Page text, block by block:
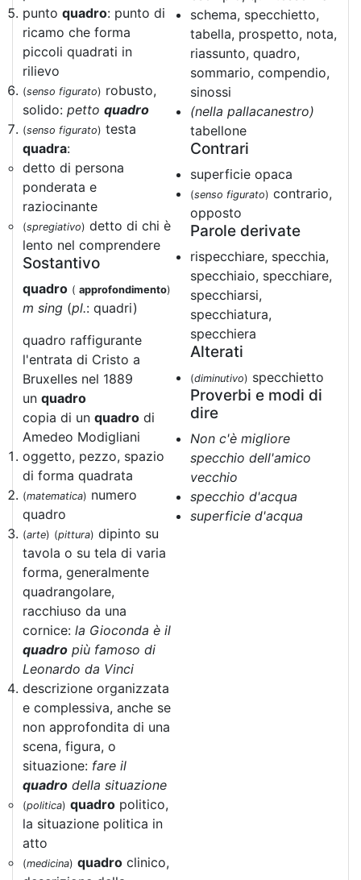
punto quadro: punto di
ricamo che forma
piccoli quadrati in
rilievo
(senso figurato) robusto,
solido: petto quadro
(senso figurato) testa
quadra:
detto di persona
ponderata e
raziocinante
(spregiativo) detto di chi è
lento nel comprendere
Sostantivo
quadro ( approfondimento)
m sing (pl.: quadri)
quadro raffigurante
l'entrata di Cristo a
Bruxelles nel 1889
un quadro
copia di un quadro di
Amedeo Modigliani
oggetto, pezzo, spazio
di forma quadrata
(matematica) numero
quadro
(arte) (pittura) dipinto su
tavola o su tela di varia
forma, generalmente
quadrangolare,
racchiuso da una
cornice: la Gioconda è il
quadro più famoso di
Leonardo da Vinci
descrizione organizzata
e complessiva, anche se
non approfondita di una
scena, figura, o
situazione: fare il
quadro della situazione
(politica) quadro politico,
la situazione politica in
atto
(medicina) quadro clinico,
schema, specchietto,
tabella, prospetto, nota,
riassunto, quadro,
sommario, compendio,
sinossi
(nella pallacanestro)
tabellone
Contrari
superficie opaca
(senso figurato) contrario,
opposto
Parole derivate
rispecchiare, specchia,
specchiaio, specchiare,
specchiarsi,
specchiatura,
specchiera
Alterati
(diminutivo) specchietto
Proverbi e modi di
dire
Non c'è migliore
specchio dell'amico
vecchio
specchio d'acqua
superficie d'acqua